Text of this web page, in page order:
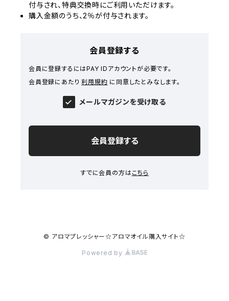
付与され、特典交換時にご利用いただけます。
購入金額のうち、2％が付与されます。
会員登録する
会員に登録するにはPAY IDアカウントが必要です。
会員登録にあたり利用規約 に同意したとみなします。
メールマガジンを受け取る
会員登録する
すでに会員の方はこちら
© アロマプレッシャー☆アロマオイル購入サイト☆
Powered by